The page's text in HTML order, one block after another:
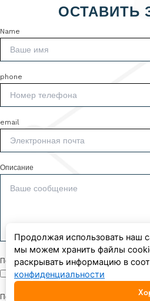
Продолжая использовать наш
мы можем хранить файлы
раскрывать информацию в
конфиденциальности
ОСТАВИТЬ
Name
phone
email
Описание
Политика конфиденциальности
Подтверждаю согласие с
Политика обработки